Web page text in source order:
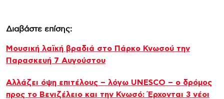
Διαβάστε επίσης:
Μουσική λαϊκή βραδιά στο Πάρκο Κνωσού την
Παρασκευή 7 Αυγούστου
Αλλάζει όψη επιτέλους – λόγω UNESCO – ο δρόμος
προς το Βενιζέλειο και την Κνωσό: Έρχονται 3 νέοι